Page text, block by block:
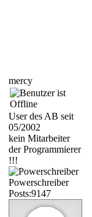
mercy
User des AB seit
05/2002
kein Mitarbeiter
der Programmierer
!!!
Powerschreiber
Posts:9147